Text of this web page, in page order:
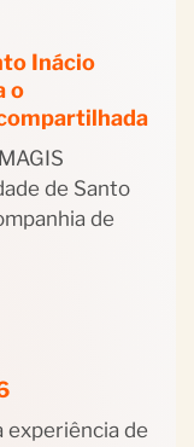
Inácio
o
de Santo
de
experiência de